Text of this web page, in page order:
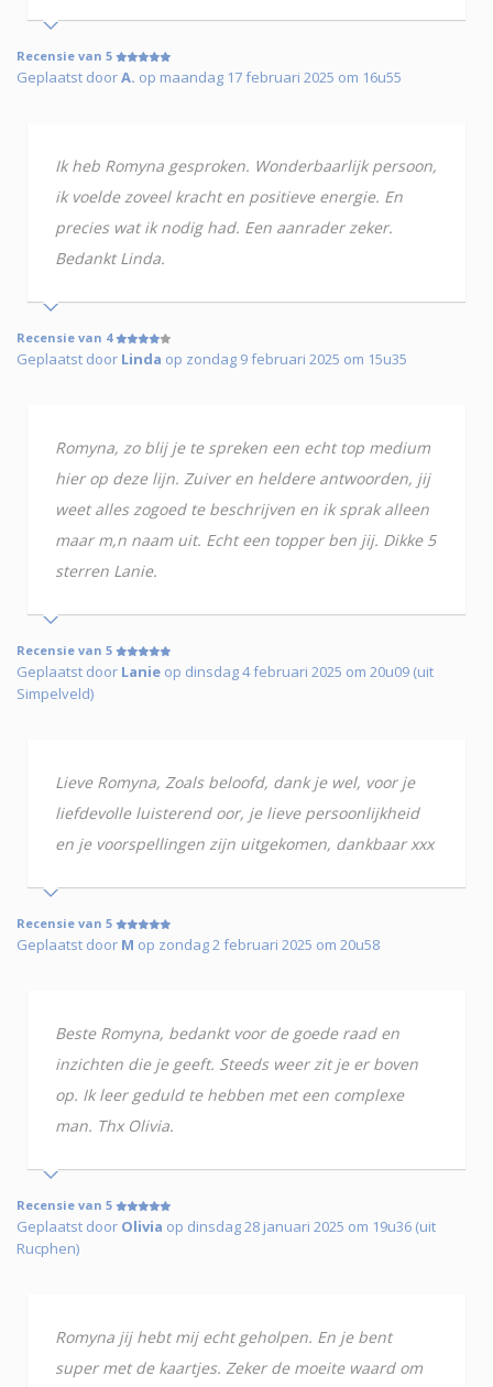
Recensie van 5
Geplaatst doorA. op maandag 17 februari 2025 om 16u55
Ik heb Romyna gesproken. Wonderbaarlijk persoon,
ik voelde zoveel kracht en positieve energie. En
precies wat ik nodig had. Een aanrader zeker.
Bedankt Linda.
Recensie van 4
Geplaatst door Linda op zondag 9 februari 2025 om 15u35
Romyna, zo blij je te spreken een echt top medium
hier op deze lijn. Zuiver en heldere antwoorden, jij
weet alles zogoed te beschrijven en ik sprak alleen
maar m,n naam uit. Echt een topper ben jij. Dikke 5
sterren Lanie.
Recensie van 5
Geplaatst door Lanie op dinsdag 4 februari 2025 om 20u09 (uit
Simpelveld)
Lieve Romyna, Zoals beloofd, dank je wel, voor je
liefdevolle luisterend oor, je lieve persoonlijkheid
en je voorspellingen zijn uitgekomen, dankbaar xxx
Recensie van 5
Geplaatst door M op zondag 2 februari 2025 om 20u58
Beste Romyna, bedankt voor de goede raad en
inzichten die je geeft. Steeds weer zit je er boven
op. Ik leer geduld te hebben met een complexe
man. Thx Olivia.
Recensie van 5
Geplaatst door Olivia op dinsdag 28 januari 2025 om 19u36 (uit
Rucphen)
Romyna jij hebt mij echt geholpen. En je bent
super met de kaartjes. Zeker de moeite waard om